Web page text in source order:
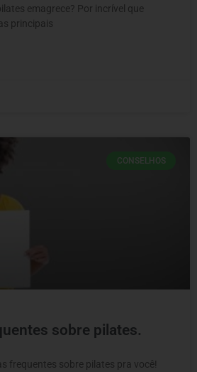
emagrece? Por incrível que
principais
CONSELHOS
sobre pilates.
frequentes sobre pilates pra você!